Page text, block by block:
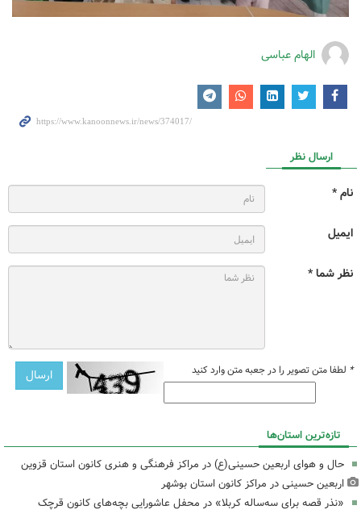
الهام عباسی
ارسال نظر
نام *
ایمیل
نظر شما *
* لطفا متن تصویر را در جعبه متن وارد کنید
تازه‌ترین استان‌ها
حال و هوای اربعین حسینی(ع) در مراکز فرهنگی و هنری کانون استان قزوین
اربعین حسینی در مراکز کانون استان بوشهر
«نذر قصه برای سه‌ساله کربلا» در محفل عاشورایی بچه‌های کانون قرچک